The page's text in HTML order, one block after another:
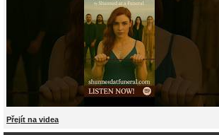
Přejít na videa